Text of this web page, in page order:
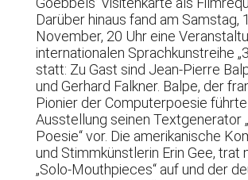
Darüber hinaus fand am Samstag,
November, 20 Uhr eine
internationalen Sprachkunstreihe
statt: Zu Gast sind Jean-Pierre
und Gerhard Falkner. Balpe, der
Pionier der Computerpoesie
Ausstellung seinen Textgenerator
Poesie“ vor. Die amerikanische
und Stimmkünstlerin Erin Gee, trat
„Solo-Mouthpieces“ auf und der